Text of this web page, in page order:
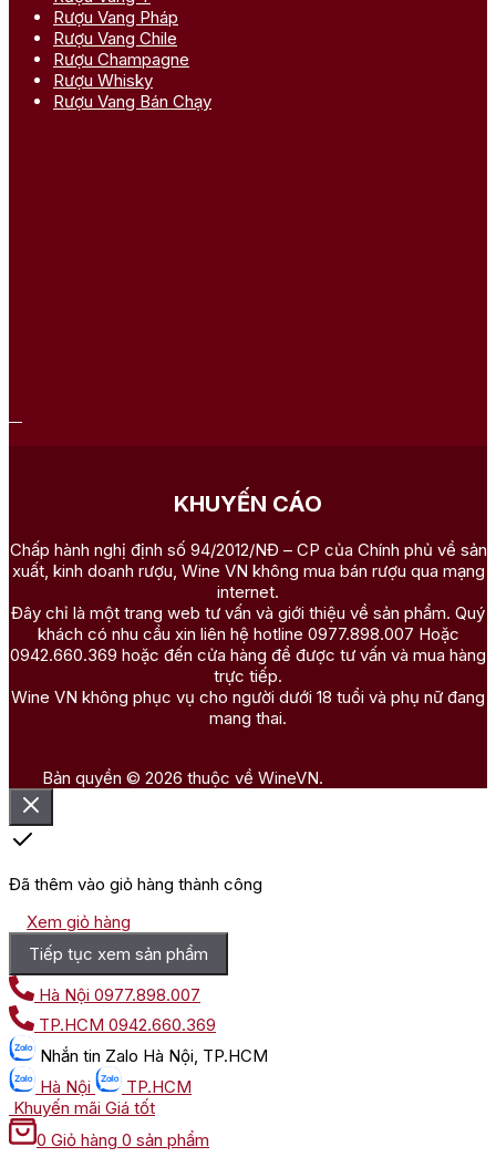
Rượu Vang Pháp
Rượu Vang Chile
Rượu Champagne
Rượu Whisky
Rượu Vang Bán Chạy
KHUYẾN CÁO
Chấp hành nghị định số 94/2012/NĐ – CP của Chính phủ về sản
xuất, kinh doanh rượu, Wine VN không mua bán rượu qua mạng
internet.
Đây chỉ là một trang web tư vấn và giới thiệu về sản phẩm. Quý
khách có nhu cầu xin liên hệ hotline 0977.898.007 Hoặc
0942.660.369 hoặc đến cửa hàng để được tư vấn và mua hàng
trực tiếp.
Wine VN không phục vụ cho người dưới 18 tuổi và phụ nữ đang
mang thai.
Bản quyền © 2026 thuộc về WineVN.
Đã thêm vào giỏ hàng thành công
Xem giỏ hàng
Tiếp tục xem sản phẩm
Hà Nội 0977.898.007
TP.HCM 0942.660.369
Nhắn tin Zalo Hà Nội, TP.HCM
Hà Nội
TP.HCM
Khuyến mãi Giá tốt
0 Giỏ hàng 0 sản phẩm